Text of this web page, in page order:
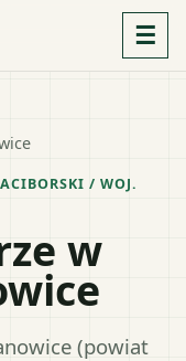
☰
/ WOJ.
w
(powiat